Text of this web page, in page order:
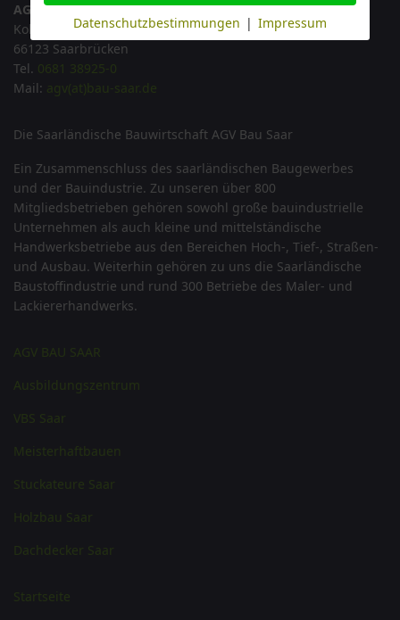
AGV Bau Saar
Kohlweg 18
66123 Saarbrücken
Tel. 0681 38925-0
Mail: agv(at)bau-saar.de
Die Saarländische Bauwirtschaft AGV Bau Saar
Ein Zusammenschluss des saarländischen Baugewerbes
und der Bauindustrie. Zu unseren über 800
Mitgliedsbetrieben gehören sowohl große bauindustrielle
Unternehmen als auch kleine und mittelständische
Handwerksbetriebe aus den Bereichen Hoch-, Tief-, Straßen-
und Ausbau. Weiterhin gehören zu uns die Saarländische
Baustoffindustrie und rund 300 Betriebe des Maler- und
Lackiererhandwerks.
AGV BAU SAAR
Ausbildungszentrum
VBS Saar
Meisterhaftbauen
Stuckateure Saar
Holzbau Saar
Dachdecker Saar
Startseite
Datenschutzbestimmungen | Impressum